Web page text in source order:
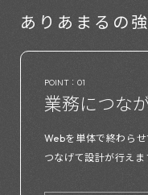
ありあまるの
POINT：01
業務につな
Webを単体で終わら
つなげて設計が行えま